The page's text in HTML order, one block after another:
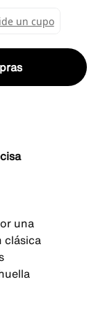
una
clásica